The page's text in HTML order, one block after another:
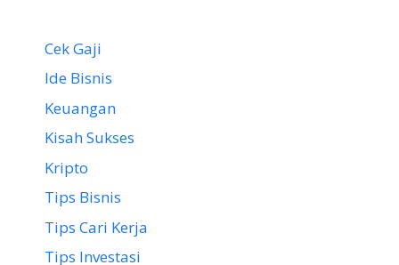
Cek Gaji
Ide Bisnis
Keuangan
Kisah Sukses
Kripto
Tips Bisnis
Tips Cari Kerja
Tips Investasi